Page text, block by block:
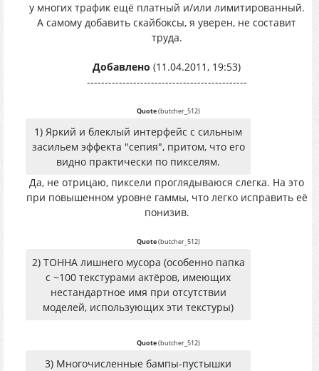
у многих трафик ещё платный и/или лимитированный.
А самому добавить скайбоксы, я уверен, не составит
труда.
Добавлено (11.04.2011, 19:53)
---------------------------------------------
Quote(butcher_512)
1) Яркий и блеклый интерфейс с сильным
засильем эффекта "сепия", притом, что его
видно практически по пикселям.
Да, не отрицаю, пиксели проглядываюся слегка. На это
при повышенном уровне гаммы, что легко исправить её
понизив.
Quote(butcher_512)
2) ТОННА лишнего мусора (особенно папка
с ~100 текстурами актёров, имеющих
нестандартное имя при отсутствии
моделей, использующих эти текстуры)
Quote(butcher_512)
3) Многочисленные бампы-пустышки